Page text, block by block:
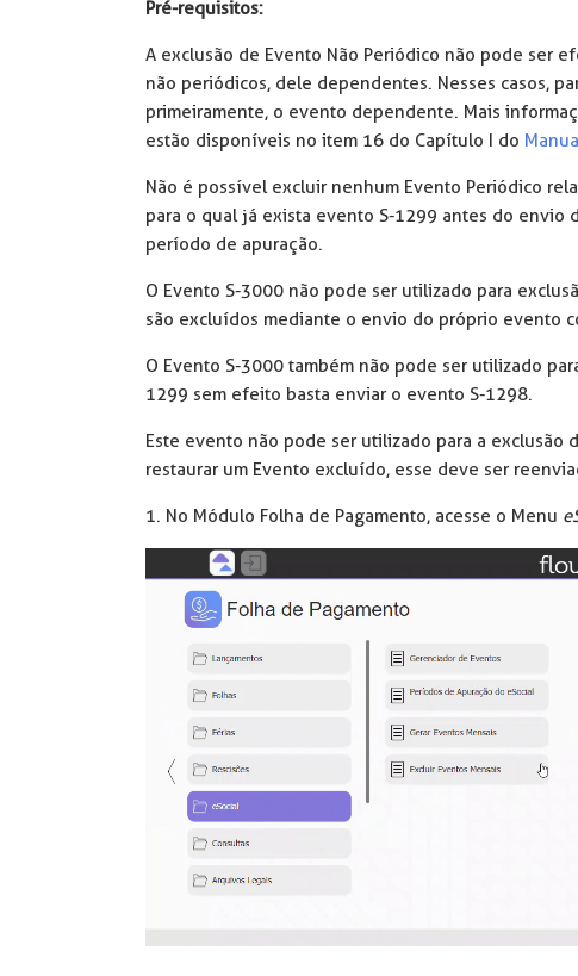
Pré-requisitos:
A exclusão de Evento Não Periódico não pode ser
não periódicos, dele dependentes. Nesses casos,
primeiramente, o evento dependente. Mais
estão disponíveis no item 16 do Capítulo I do
Não é possível excluir nenhum Evento Periódico
para o qual já exista evento S-1299 antes do envio
período de apuração.
O Evento S-3000 não pode ser utilizado para
são excluídos mediante o envio do próprio evento
O Evento S-3000 também não pode ser utilizado
1299 sem efeito basta enviar o evento S-1298.
Este evento não pode ser utilizado para a exclusão
restaurar um Evento excluído, esse deve ser
1. No Módulo Folha de Pagamento, acesse o Menu